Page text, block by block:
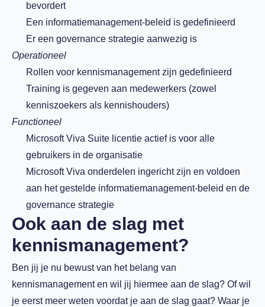
bevordert
Een informatiemanagement-beleid is gedefinieerd
Er een governance strategie aanwezig is
Operationeel
Rollen voor kennismanagement zijn gedefinieerd
Training is gegeven aan medewerkers (zowel
kenniszoekers als kennishouders)
Functioneel
Microsoft Viva Suite licentie actief is voor alle
gebruikers in de organisatie
Microsoft Viva onderdelen ingericht zijn en voldoen
aan het gestelde informatiemanagement-beleid en de
governance strategie
Ook aan de slag met
kennismanagement?
Ben jij je nu bewust van het belang van
kennismanagement en wil jij hiermee aan de slag? Of wil
je eerst meer weten voordat je aan de slag gaat? Waar je